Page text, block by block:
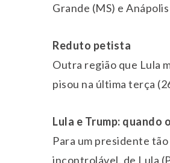
Grande (MS) e
Reduto petista
Outra região que Lula
pisou na última terça
Lula e Trump: quando
Para um presidente
incontrolável, de Lula